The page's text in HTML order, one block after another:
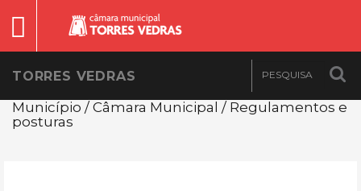
TORRES VEDRAS
Município / Câmara Municipal / Regulamentos e
posturas